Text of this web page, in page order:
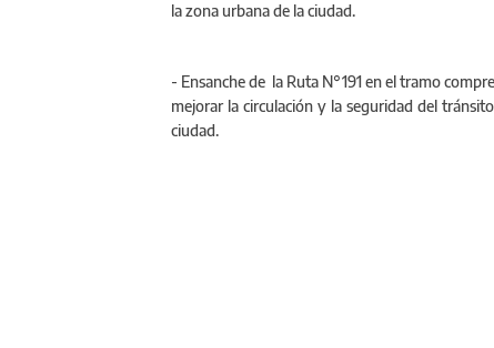
la zona urbana de la ciudad.
‪- Ensanche de la Ruta N°191 en el tramo
mejorar la circulación y la seguridad del
ciudad.